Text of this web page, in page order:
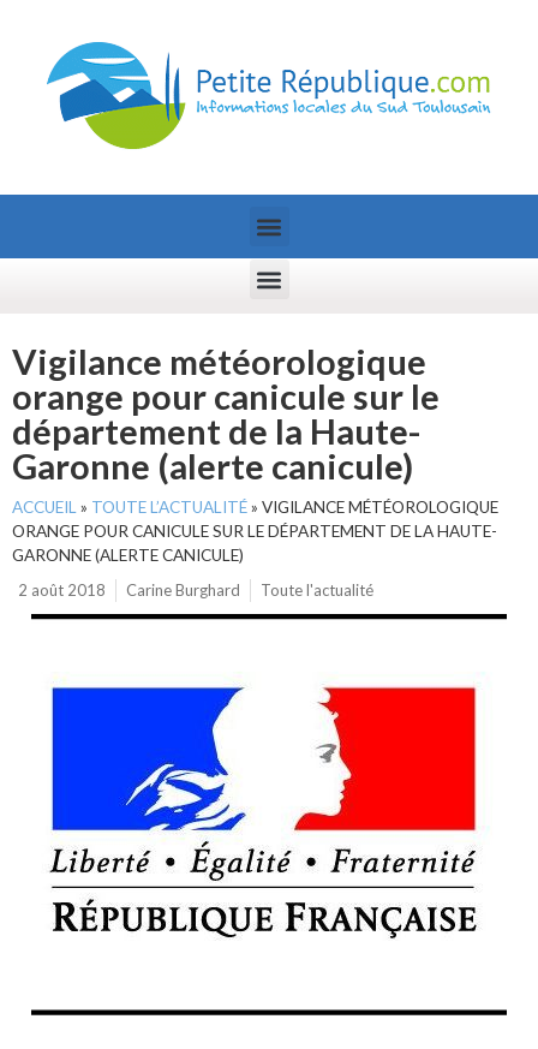
Vigilance météorologique
orange pour canicule sur le
département de la Haute-
Garonne (alerte canicule)
ACCUEIL » TOUTE L’ACTUALITÉ» VIGILANCE MÉTÉOROLOGIQUE
ORANGE POUR CANICULE SUR LE DÉPARTEMENT DE LA HAUTE-
GARONNE (ALERTE CANICULE)
2 août 2018
Carine Burghard Toute l'actualité